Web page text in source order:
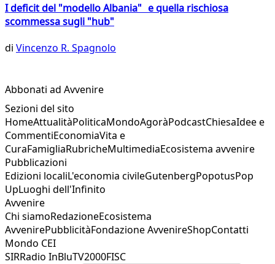
I deficit del "modello Albania" e quella rischiosa
scommessa sugli "hub"
di Vincenzo R. Spagnolo
Abbonati ad Avvenire
Sezioni del sito
HomeAttualitàPoliticaMondoAgoràPodcastChiesaIdee e
CommentiEconomiaVita e
CuraFamigliaRubricheMultimediaEcosistema avvenire
Pubblicazioni
Edizioni localiL'economia civileGutenbergPopotusPop
UpLuoghi dell'Infinito
Avvenire
Chi siamoRedazioneEcosistema
AvvenirePubblicitàFondazione AvvenireShopContatti
Mondo CEI
SIRRadio InBluTV2000FISC